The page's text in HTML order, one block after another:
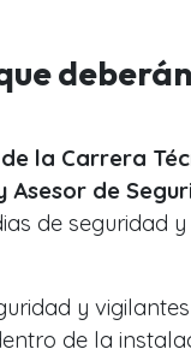
la Carrera
Asesor de
de seguridad
y
de la